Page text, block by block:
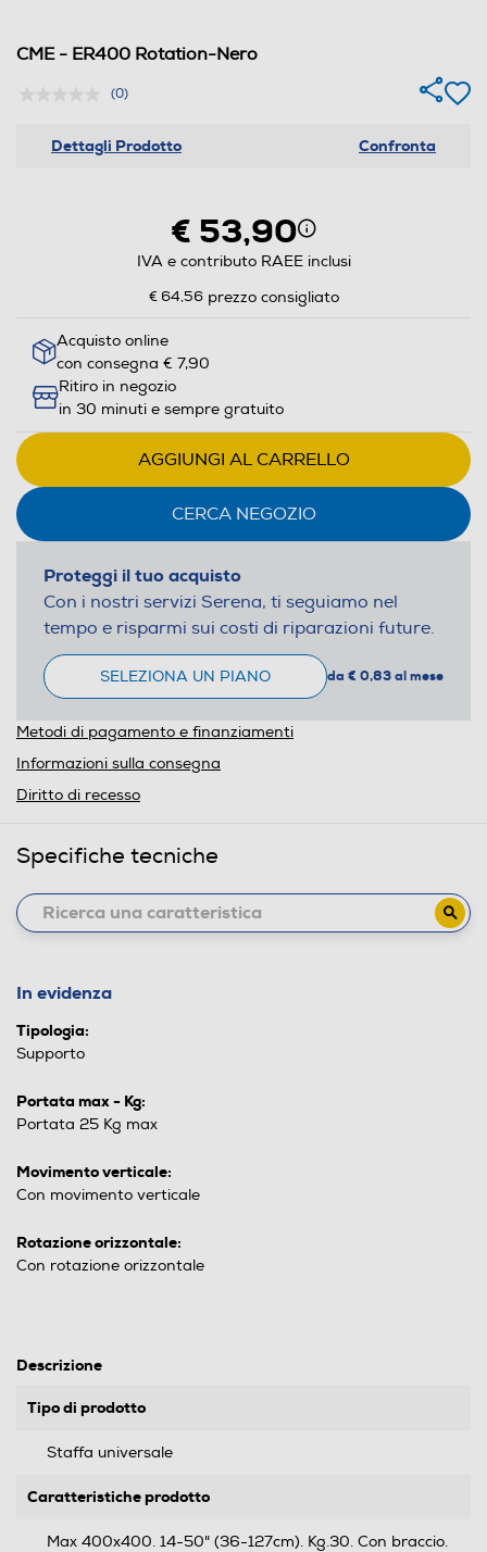
CME - ER400 Rotation-Nero
(0)
Dettagli Prodotto Confronta
€ 53,90
IVA e contributo RAEE inclusi
€ 64,56 prezzo consigliato
Acquisto online
con consegna € 7,90
Ritiro in negozio
in 30 minuti e sempre gratuito
AGGIUNGI AL CARRELLO
CERCA NEGOZIO
Proteggi il tuo acquisto
Con i nostri servizi Serena, ti seguiamo nel
tempo e risparmi sui costi di riparazioni future.
SELEZIONA UN PIANO da € 0,83 al mese
Metodi di pagamento e finanziamenti
Informazioni sulla consegna
Diritto di recesso
Specifiche tecniche
In evidenza
Tipologia:
Supporto
Portata max - Kg:
Portata 25 Kg max
Movimento verticale:
Con movimento verticale
Rotazione orizzontale:
Con rotazione orizzontale
Descrizione
Tipo di prodotto
Staffa universale
Caratteristiche prodotto
Max 400x400. 14-50" (36-127cm). Kg.30. Con braccio.